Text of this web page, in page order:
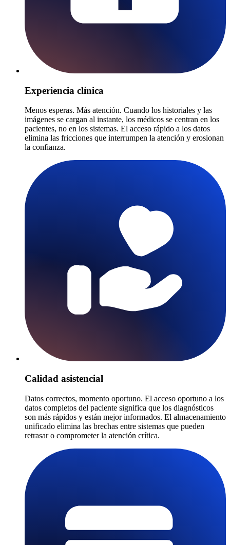
Experiencia clínica
Menos esperas. Más atención. Cuando los historiales y las
imágenes se cargan al instante, los médicos se centran en los
pacientes, no en los sistemas. El acceso rápido a los datos
elimina las fricciones que interrumpen la atención y erosionan
la confianza.
Calidad asistencial
Datos correctos, momento oportuno. El acceso oportuno a los
datos completos del paciente significa que los diagnósticos
son más rápidos y están mejor informados. El almacenamiento
unificado elimina las brechas entre sistemas que pueden
retrasar o comprometer la atención crítica.